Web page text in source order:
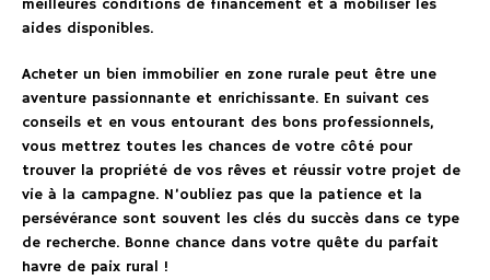
meilleures conditions de financement et à mobiliser les
aides disponibles.
Acheter un bien immobilier en zone rurale peut être une
aventure passionnante et enrichissante. En suivant ces
conseils et en vous entourant des bons professionnels,
vous mettrez toutes les chances de votre côté pour
trouver la propriété de vos rêves et réussir votre projet de
vie à la campagne. N’oubliez pas que la patience et la
persévérance sont souvent les clés du succès dans ce type
de recherche. Bonne chance dans votre quête du parfait
havre de paix rural !